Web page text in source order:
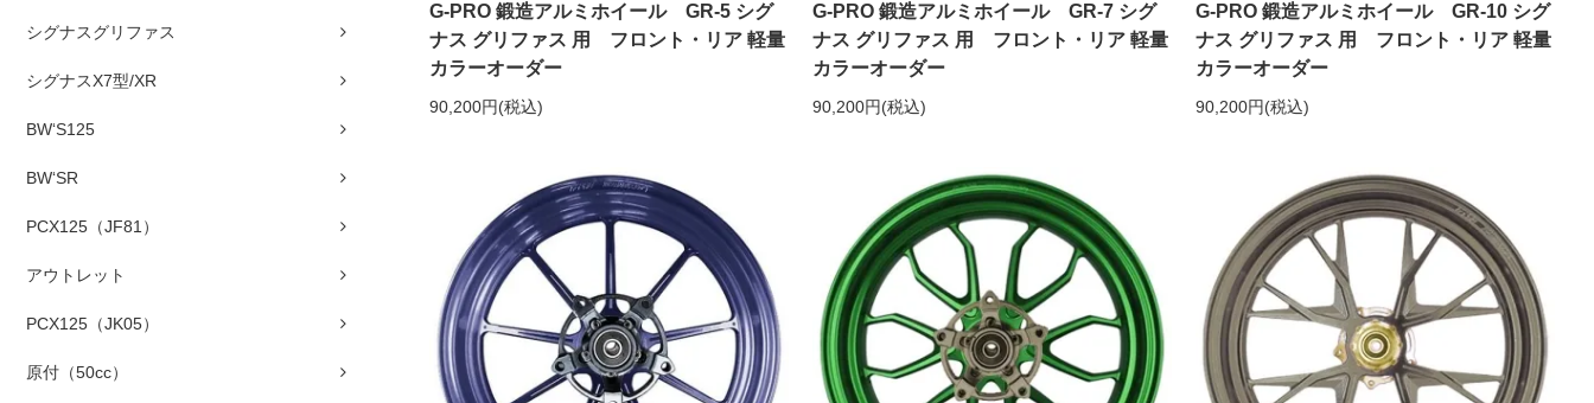
シグナスグリファス
シグナスX7型/XR
BW‘S125
BW‘SR
PCX125（JF81）
アウトレット
PCX125（JK05）
原付（50cc）
G-PRO 鍛造アルミホイール GR-5 シグ
ナス グリファス 用 フロント・リア 軽量
カラーオーダー
90,200円(税込)
G-PRO 鍛造アルミホイール GR-7 シグ
ナス グリファス 用 フロント・リア 軽量
カラーオーダー
90,200円(税込)
G-PRO 鍛造アルミホイール GR-10 シグ
ナス グリファス 用 フロント・リア 軽量
カラーオーダー
90,200円(税込)